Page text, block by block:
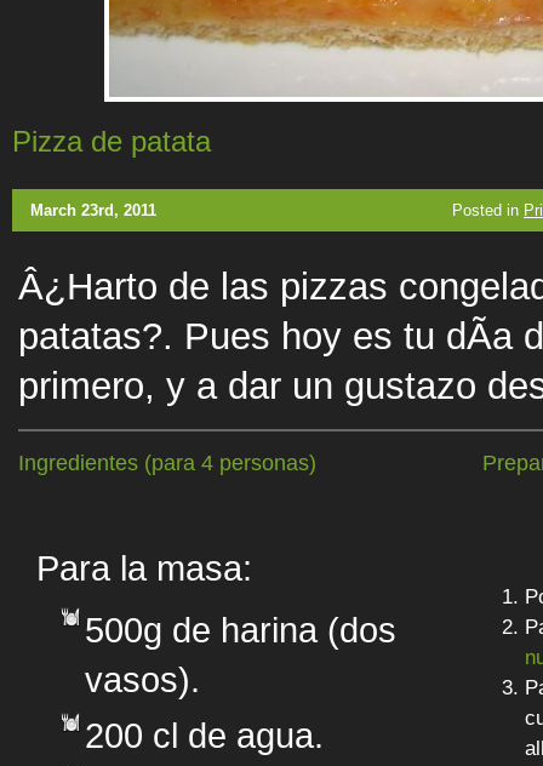
Pizza de patata
March 23rd, 2011 Posted in
Â¿Harto de las pizzas
patatas?. Pues hoy es tu dÃ­a
primero, y a dar un gustazo
Ingredientes (para 4 personas)
Para la masa:
500g de harina (dos
vasos).
200 cl de agua.